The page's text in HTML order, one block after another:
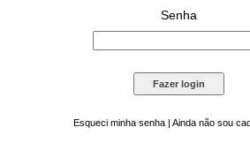
Senha
Esqueci minha senha | Ainda não sou